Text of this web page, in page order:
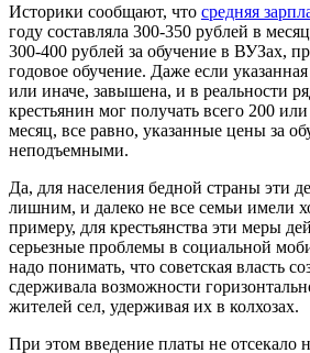
Историки сообщают, что средняя
году составляла 300-350 рублей в
300-400 рублей за обучение в ВУЗах,
годовое обучение. Даже если указанная
или иначе, завышена, и в реальности
крестьянин мог получать всего 200
месяц, все равно, указанные цены за
неподъемными.
Да, для населения бедной страны эти
лишним, и далеко не все семьи имели
примеру, для крестьянства эти меры
серьезные проблемы в социальной
надо понимать, что советская власть
сдерживала возможности
жителей сел, удерживая их в колхозах.
При этом введение платы не отсекало